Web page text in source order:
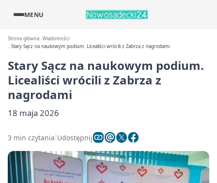
MENU
Strona główna Wiadomości
Stary Sącz na naukowym podium. Licealiści wrócili z Zabrza z nagrodami
Stary Sącz na naukowym podium.
Licealiści wrócili z Zabrza z
nagrodami
18 maja 2026
3 min czytania Udostępnij